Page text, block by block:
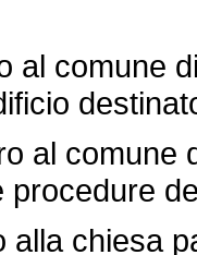
al comune
al comune
procedure
alla chiesa